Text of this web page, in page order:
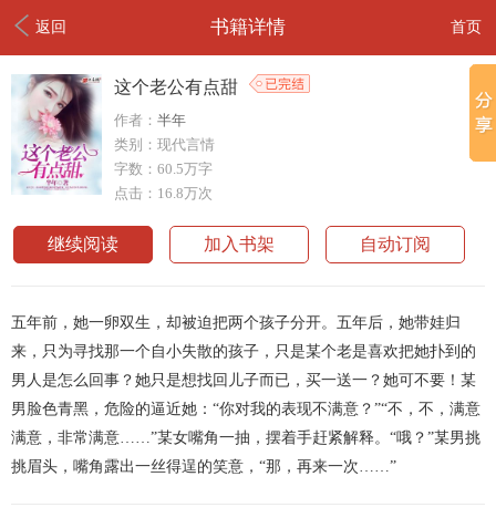
返回 书籍详情 首页
这个老公有点甜
作者： 半年
类别：现代言情
字数：60.5万字
点击：16.8万次
继续阅读 加入书架 自动订阅
五年前，她一卵双生，却被迫把两个孩子分开。五年后，她带娃归
来，只为寻找那一个自小失散的孩子，只是某个老是喜欢把她扑到的
男人是怎么回事？她只是想找回儿子而已，买一送一？她可不要！某
男脸色青黑，危险的逼近她：“你对我的表现不满意？”“不，不，满意
满意，非常满意……”某女嘴角一抽，摆着手赶紧解释。“哦？”某男挑
挑眉头，嘴角露出一丝得逞的笑意，“那，再来一次……”